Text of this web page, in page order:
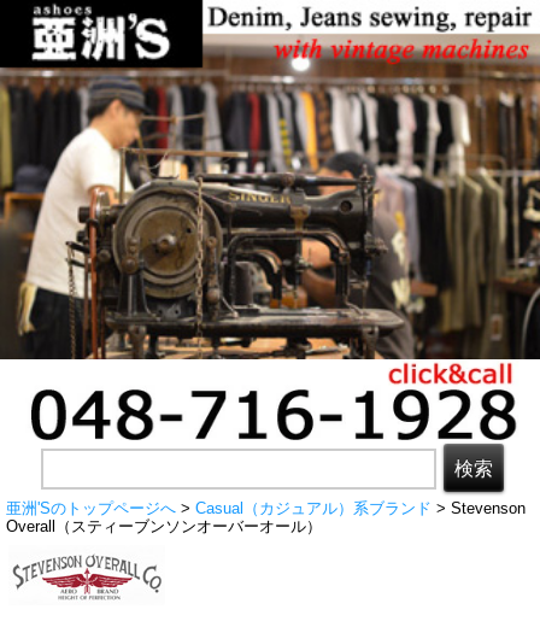
亜洲'Sのトップページへ > Casual（カジュアル）系ブランド > Stevenson
Overall（スティーブンソンオーバーオール）